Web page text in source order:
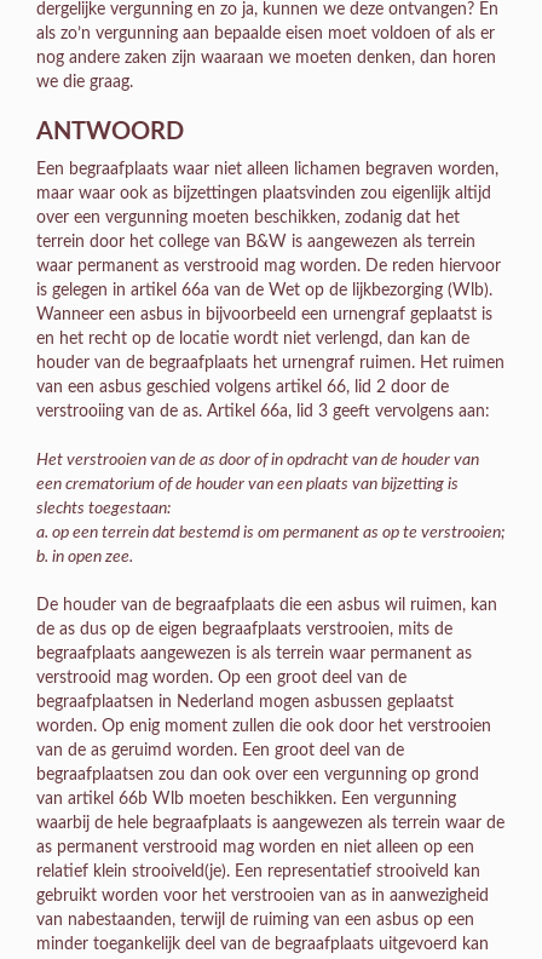
dergelijke vergunning en zo ja, kunnen we deze ontvangen? En
als zo’n vergunning aan bepaalde eisen moet voldoen of als er
nog andere zaken zijn waaraan we moeten denken, dan horen
we die graag.
ANTWOORD
Een begraafplaats waar niet alleen lichamen begraven worden,
maar waar ook as bijzettingen plaatsvinden zou eigenlijk altijd
over een vergunning moeten beschikken, zodanig dat het
terrein door het college van B&W is aangewezen als terrein
waar permanent as verstrooid mag worden. De reden hiervoor
is gelegen in artikel 66a van de Wet op de lijkbezorging (Wlb).
Wanneer een asbus in bijvoorbeeld een urnengraf geplaatst is
en het recht op de locatie wordt niet verlengd, dan kan de
houder van de begraafplaats het urnengraf ruimen. Het ruimen
van een asbus geschied volgens artikel 66, lid 2 door de
verstrooiing van de as. Artikel 66a, lid 3 geeft vervolgens aan:
Het verstrooien van de as door of in opdracht van de houder van
een crematorium of de houder van een plaats van bijzetting is
slechts toegestaan:
a. op een terrein dat bestemd is om permanent as op te verstrooien;
b. in open zee.
De houder van de begraafplaats die een asbus wil ruimen, kan
de as dus op de eigen begraafplaats verstrooien, mits de
begraafplaats aangewezen is als terrein waar permanent as
verstrooid mag worden. Op een groot deel van de
begraafplaatsen in Nederland mogen asbussen geplaatst
worden. Op enig moment zullen die ook door het verstrooien
van de as geruimd worden. Een groot deel van de
begraafplaatsen zou dan ook over een vergunning op grond
van artikel 66b Wlb moeten beschikken. Een vergunning
waarbij de hele begraafplaats is aangewezen als terrein waar de
as permanent verstrooid mag worden en niet alleen op een
relatief klein strooiveld(je). Een representatief strooiveld kan
gebruikt worden voor het verstrooien van as in aanwezigheid
van nabestaanden, terwijl de ruiming van een asbus op een
minder toegankelijk deel van de begraafplaats uitgevoerd kan